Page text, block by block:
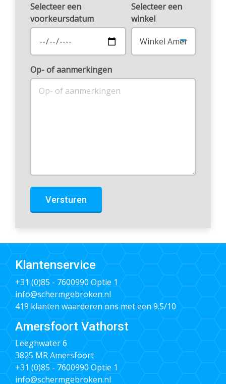
Selecteer een
voorkeursdatum
Selecteer een
winkel
Op- of aanmerkingen
Versturen
Klantenservice
+31 (0)85 - 7600990 Optie 1
info@schermgebroken.nl
419 klanten waarderen ons met een 9.5/10
Amersfoort Vathorst
Leeghwater 6
3825 MR Amersfoort
+31 (0)85 - 7600990 Optie 1
info@schermgebroken.nl